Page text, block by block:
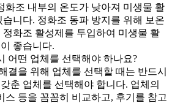
화조 내부의 온도가 낮아져 미생물 활
니다. 정화조 동파 방지를 위해 보온
화조 활성제를 투입하여 미생물 활
좋습니다.
어떤 업체를 선택해야 하나요?
결을 위해 업체를 선택할 때는 반드시
춘 업체를 선택해야 합니다. 업체의
스 등을 꼼꼼히 비교하고, 후기를 참고